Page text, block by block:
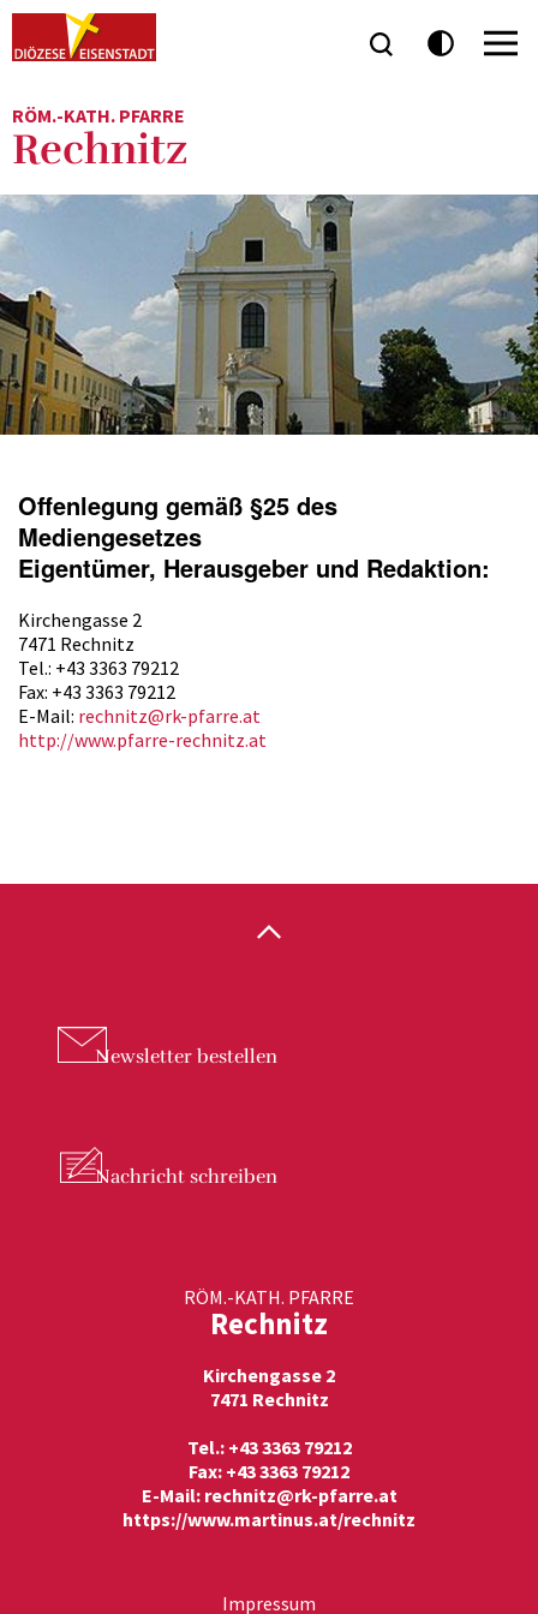
RÖM.-KATH. PFARRE
Rechnitz
Offenlegung gemäß §25 des
Mediengesetzes
Eigentümer, Herausgeber und Redaktion:
Kirchengasse 2
7471 Rechnitz
Tel.: +43 3363 79212
Fax: +43 3363 79212
E-Mail: rechnitz@rk-pfarre.at
http://www.pfarre-rechnitz.at
Newsletter bestellen
Nachricht schreiben
RÖM.-KATH. PFARRE
Rechnitz
Kirchengasse 2
7471 Rechnitz
Tel.: +43 3363 79212
Fax: +43 3363 79212
E-Mail: rechnitz@rk-pfarre.at
https://www.martinus.at/rechnitz
Impressum